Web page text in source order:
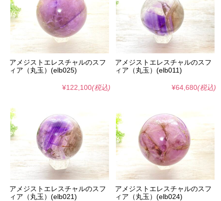
アメジストエレスチャルのスフ
ィア（丸玉）(elb025)
¥122,100(税込)
アメジストエレスチャルのスフ
ィア（丸玉）(elb011)
¥64,680(税込)
アメジストエレスチャルのスフ
ィア（丸玉）(elb021)
アメジストエレスチャルのスフ
ィア（丸玉）(elb024)